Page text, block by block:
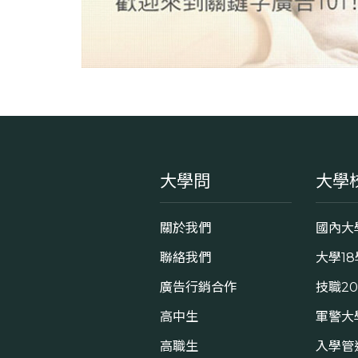
大學問
關於我們
聯絡我們
廣告行銷合作
高中生
高職生
大學
國內大
大學
技職
軍警大
入學管